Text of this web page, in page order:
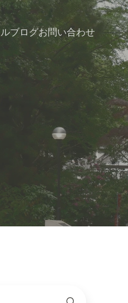
ブログお問い合わせ